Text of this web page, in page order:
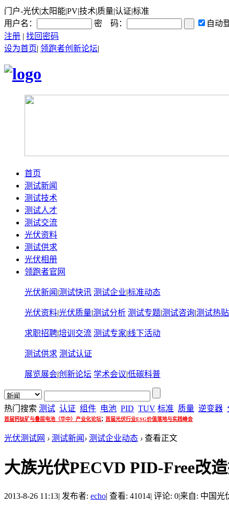
门户-光伏|太阳能|PV|技术|质量|认证|标准
用户名：
密 码：
自动
注册 | 找回密码
设为首页| 领跑者创新论坛|
首页
测试新闻
测试技术
测试人才
测试交流
光伏资料
测试供求
光伏相册
领跑者官网
光伏新闻 |测试快讯 测试企业|标准动态
光伏资料|光伏质量|测试分析 测试专题|测试咨询|测试热贴
求职招聘|培训交流 测试专家|线下活动
测试供求 测试认证
展览展会|创新论坛 学术会议|低碳科普
热门搜索 测试 认证 组件 电池 PID TUV 标准 质量 逆变器
首届钙钛矿与叠层电池（华中）产业化论坛; 首届光伏行业ESG价值落地与实践峰会
光伏测试网 › 测试新闻 › 测试企业动态 › 查看正文
大族光伏PECVD PID-Free改
2013-8-26 11:13| 发布者: echo| 查看: 41014| 评论: 0|来自: 中国光